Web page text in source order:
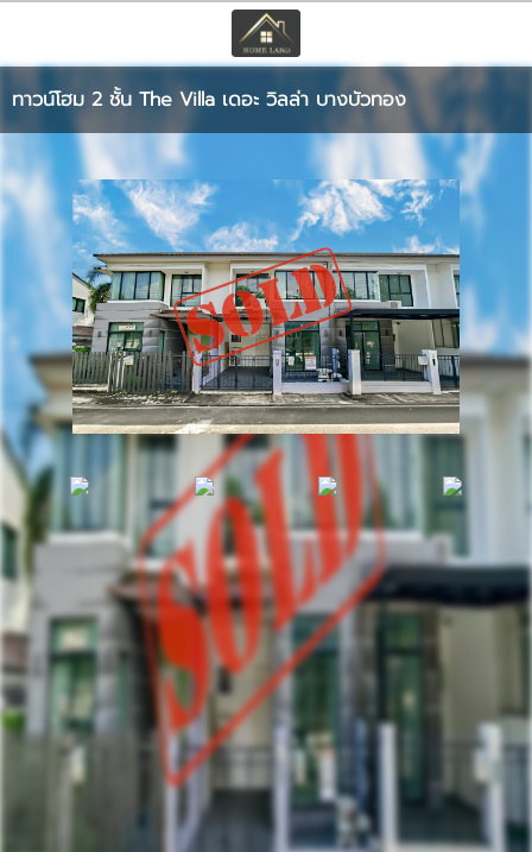
TH
เข้าสู่ระบบ สมัครสมาชิก
หน้าหลัก
ทรัพย์สิน
บริการ
ข่าวสาร
ติดต่อ
เพิ่มเติม
ทาวน์โฮม 2 ชั้น The Villa เดอะ วิลล่า บางบัวทอง
รหัสทรัพย์BHL1128
อัพเดท11/22/2025 2:01 PM
ทาวน์โฮม 2 ชั้น The Villa เดอะ วิลล่า บางบัวทอง
ที่ตั้ง:ตำบล บางบัวทอง อำเภอบางบัวทอง นนทบุรี 11110
ราคาขาย
1,990,000.00 ฿